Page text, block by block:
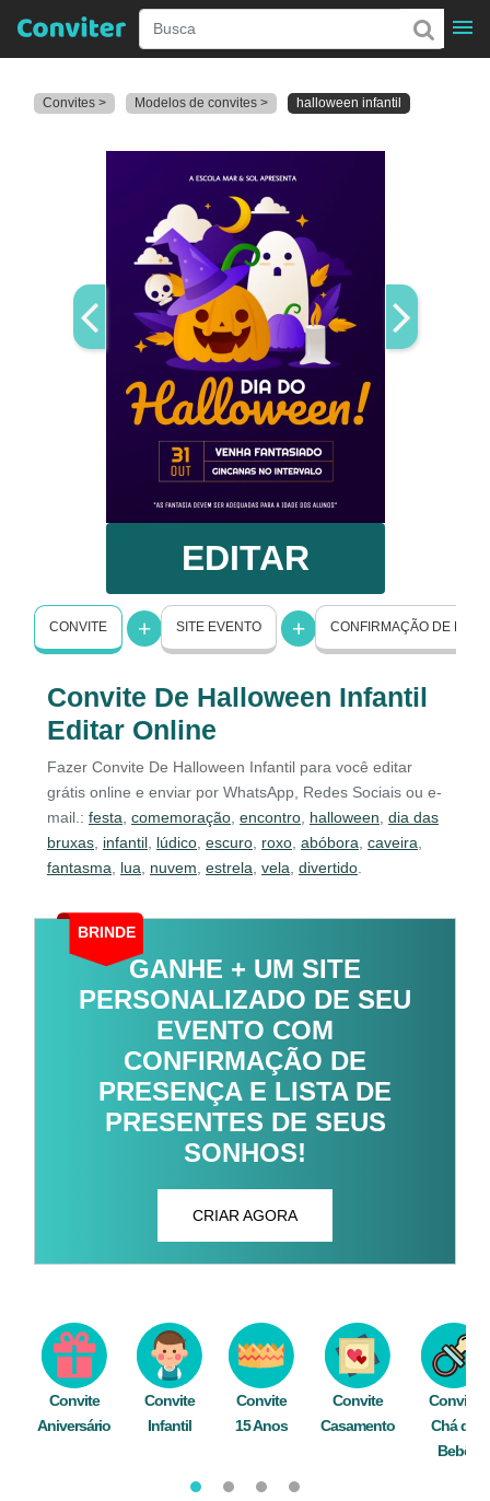
Convites > Modelos de convites > halloween infantil
EDITAR
CONVITE SITE EVENTO CONFIRMAÇÃO DE
Convite De Halloween Infantil
Editar Online
Fazer Convite De Halloween Infantil para você editar
grátis online e enviar por WhatsApp, Redes Sociais ou e-
mail.: festa comemoração encontro halloween dia das
bruxas infantil lúdico escuro roxo abóbora caveira
fantasma
lua nuvem estrela vela divertido
BRINDE
GANHE + UM SITE
PERSONALIZADO DE SEU
EVENTO COM
CONFIRMAÇÃO DE
PRESENÇA E LISTA DE
PRESENTES DE SEUS
SONHOS!
CRIAR AGORA
Convite
Aniversário
Convite
Infantil
Convite
15 Anos
Convite
Casamento
Convite
Chá de
Bebê